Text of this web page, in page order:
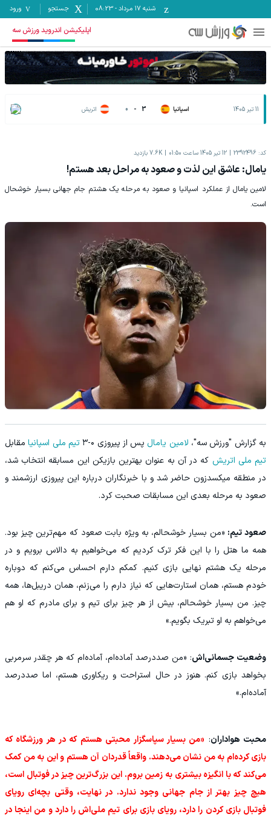
شنبه ۱۷ مرداد -
08:23 جستجو ورود
اپلیکیشن اندروید ورزش سه
11 تیر 1405 اسپانیا 3
-
0 اتریش
کد: 2392496 12 تیر 1405 ساعت 01:50 7.6K بازدید
یامال: عاشق این لذت و صعود به مراحل بعد هستم!
لامین یامال از عملکرد اسپانیا و صعود به مرحله یک هشتم جام جهانی بسیار خوشحال
است.
به گزارش "ورزش سه"، لامین یامال پس از پیروزی ۰-۳ تیم ملی اسپانیامقابل
تیم ملی اتریش که در آن به عنوان بهترین بازیکن این مسابقه انتخاب شد،
در منطقه میکسدزون حاضر شد و با خبرنگاران درباره این پیروزی ارزشمند و
صعود به مرحله بعدی این مسابقات صحبت کرد.
صعود تیم: «من بسیار خوشحالم، به‌ ویژه بابت صعود که مهم‌ترین چیز بود.
همه ما هتل را با این فکر ترک کردیم که می‌خواهیم به دالاس برویم و در
مرحله یک‌ هشتم نهایی بازی کنیم. کمکم دارم احساس می‌کنم که دوباره
خودم هستم، همان استارت‌هایی که نیاز دارم را می‌زنم، همان دریبل‌ها، همه‌
چیز. من بسیار خوشحالم، بیش از هر چیز برای تیم و برای مادرم که او هم
می‌خواهم به او تبریک بگویم.»
وضعیت جسمانی‌اش: «من صددرصد آماده‌ام، آماده‌ام که هر چقدر سرمربی
بخواهد بازی کنم. هنوز در حال استراحت و ریکاوری هستم، اما صددرصد
آماده‌ام.»
محبت هواداران: «من بسیار سپاسگزار محبتی هستم که در هر ورزشگاه که
بازی کرده‌ام به من نشان می‌دهند. واقعاً قدردان آن هستم و این به من کمک
می‌کند که با انگیزه بیشتری به زمین بروم. این بزرگ‌ترین چیز در فوتبال است،
هیچ‌ چیز بهتر از جام جهانی وجود ندارد. در نهایت، وقتی بچه‌ای رویای
فوتبال بازی کردن را دارد، رویای بازی برای تیم ملی‌اش را دارد و من اینجا در